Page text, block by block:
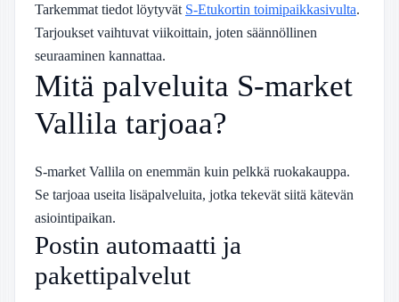
Tarkemmat tiedot löytyvät S-Etukortin toimipaikkasivulta.
Tarjoukset vaihtuvat viikoittain, joten säännöllinen
seuraaminen kannattaa.
Mitä palveluita S-market
Vallila tarjoaa?
S-market Vallila on enemmän kuin pelkkä ruokakauppa.
Se tarjoaa useita lisäpalveluita, jotka tekevät siitä kätevän
asiointipaikan.
Postin automaatti ja
pakettipalvelut